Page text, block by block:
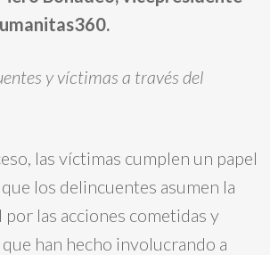
y víctimas a través del
las víctimas cumplen un papel
los delincuentes asumen la
las acciones cometidas y
han hecho involucrando a